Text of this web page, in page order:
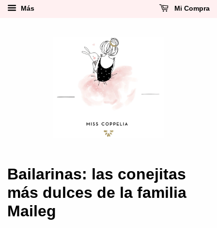
Más Mi Compra
Bailarinas: las conejitas
más dulces de la familia
Maileg